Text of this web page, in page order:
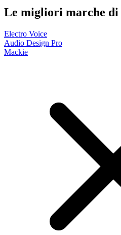
Le migliori marche
Electro Voice
Audio Design Pro
Mackie